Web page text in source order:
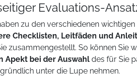
Evaluations-
zu den verschiedenen wichtigen
Checklisten, Leitfäden und
zusammengestellt. So können Sie
Apekt bei der Auswahl des für Sie
unter die Lupe nehmen.